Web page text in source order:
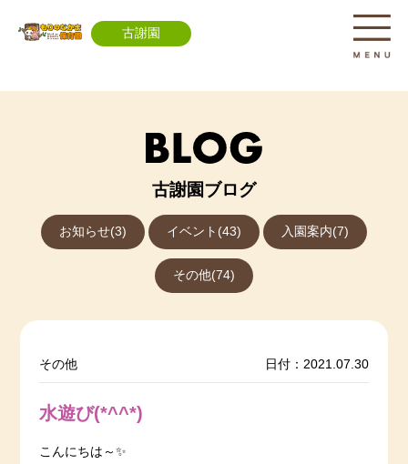
古謝園
古謝園ブログ
お知らせ(3) イベント(43) 入園案内(7)
その他(74)
その他 日付：2021.07.30
水遊び(*^^*)
こんにちは～✨